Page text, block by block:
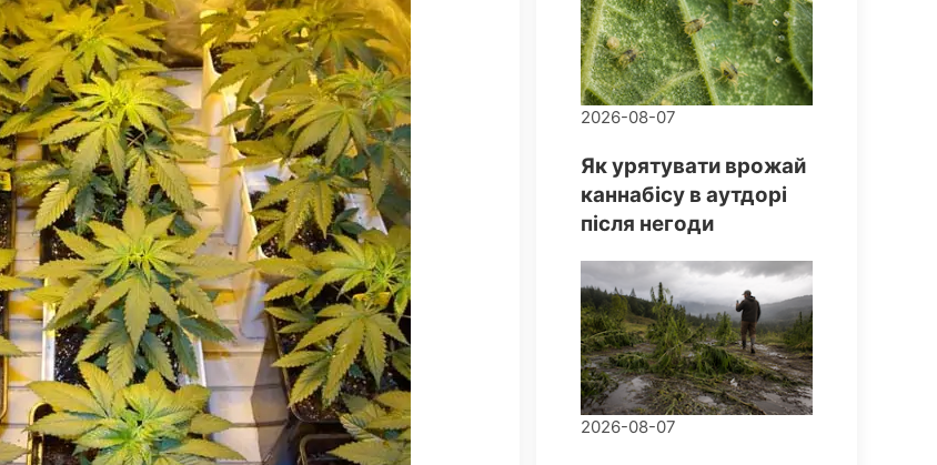
2026-08-07
Як урятувати врожай
каннабісу в аутдорі
після негоди
2026-08-07